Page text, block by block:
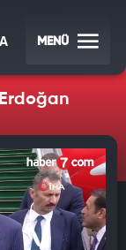
MENÜ